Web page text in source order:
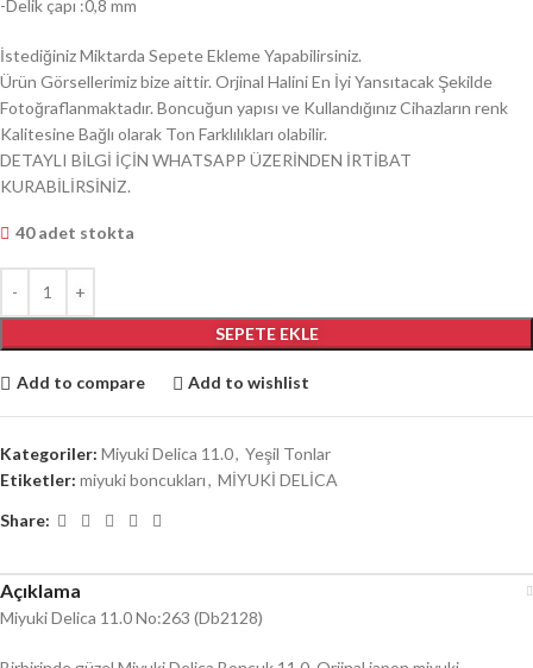
-Delik çapı :0,8 mm
İstediğiniz Miktarda Sepete Ekleme Yapabilirsiniz.
Ürün Görsellerimiz bize aittir. Orjinal Halini En İyi Yansıtacak Şekilde
Fotoğraflanmaktadır. Boncuğun yapısı ve Kullandığınız Cihazların renk
Kalitesine Bağlı olarak Ton Farklılıkları olabilir.
DETAYLI BİLGİ İÇİN WHATSAPP ÜZERİNDEN İRTİBAT
KURABİLİRSİNİZ.
40 adet stokta
SEPETE EKLE
Add to compare Add to wishlist
Kategoriler: Miyuki Delica 11.0, Yeşil Tonlar
Etiketler: miyuki boncukları, MİYUKİ DELİCA
Share:
Açıklama
Miyuki Delica 11.0 No:263 (Db2128)